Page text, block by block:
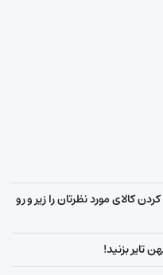
کالای مورد نظرتان را زیر و رو
تایر بزنید!